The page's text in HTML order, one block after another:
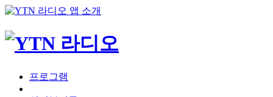
프로그램